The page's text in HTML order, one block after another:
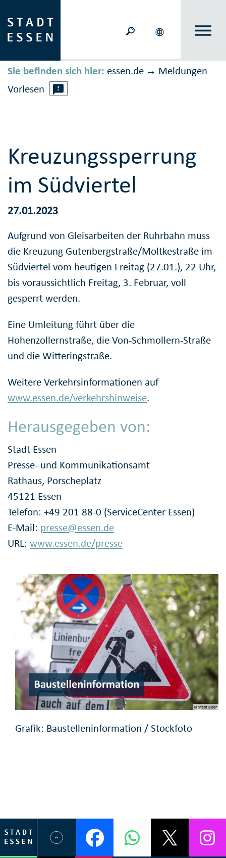
Sie befinden sich hier: essen.de → Meldungen
Vorlesen
Kreuzungssperrung
im Südviertel
27.01.2023
Aufgrund von Gleisarbeiten der Ruhrbahn muss
die Kreuzung Gutenbergstraße/Moltkestraße im
Südviertel vom heutigen Freitag (27.01.), 22 Uhr,
bis voraussichtlich Freitag, 3. Februar, voll
gesperrt werden.
Eine Umleitung führt über die
Hohenzollernstraße, die Von-Schmollern-Straße
und die Witteringstraße.
Weitere Verkehrsinformationen auf
www.essen.de/verkehrshinweise.
Herausgegeben von:
Stadt Essen
Presse- und Kommunikationsamt
Rathaus, Porscheplatz
45121 Essen
Telefon: +49 201 88-0 (ServiceCenter Essen)
E-Mail: presse@essen.de
URL: www.essen.de/presse
© Stadt Essen
Grafik: Baustelleninformation / Stockfoto